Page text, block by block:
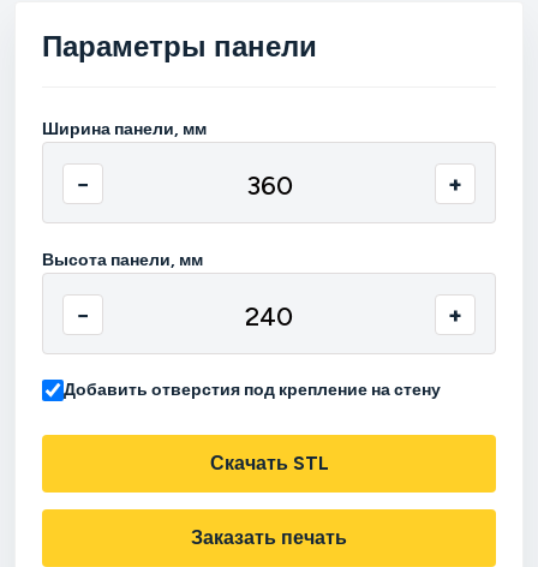
Параметры панели
Ширина панели, мм
− +
Высота панели, мм
− +
Добавить отверстия под крепление на стену
Скачать STL
Заказать печать